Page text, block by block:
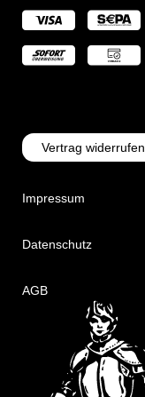
Vertrag widerrufen
Impressum
Datenschutz
AGB